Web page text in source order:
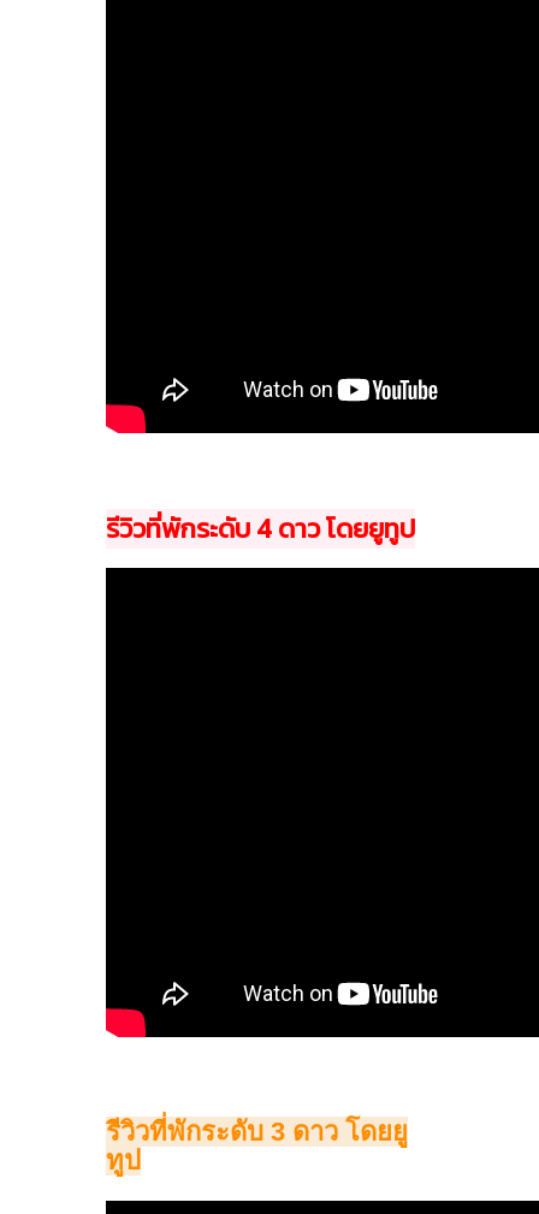
รีวิวที่พักระดับ 4 ดาว โดยยูทูป
รีวิวที่พักระดับ 3 ดาว โดยยู
ทูป